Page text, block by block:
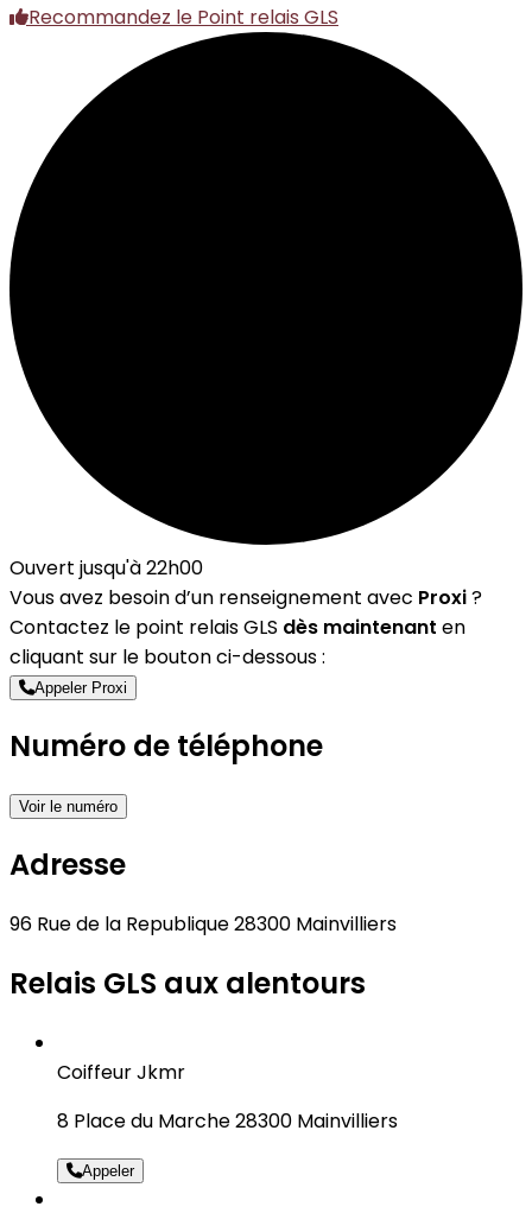
Recommandez le Point relais GLS
Ouvert jusqu'à 22h00
Vous avez besoin d’un renseignement avec Proxi?
Contactez le point relais GLS dès maintenant en
cliquant sur le bouton ci-dessous :
Appeler Proxi
Numéro de téléphone
Voir le numéro
Adresse
96 Rue de la Republique 28300 Mainvilliers
Relais GLS aux alentours
Coiffeur Jkmr
8 Place du Marche 28300 Mainvilliers
Appeler